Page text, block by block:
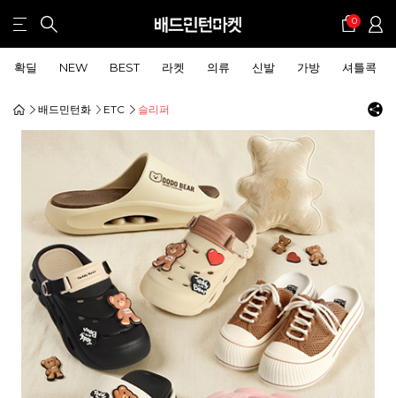
0
확딜 NEW BEST 라켓 의류 신발 가방 셔틀콕
배드민턴화 ETC 슬리퍼